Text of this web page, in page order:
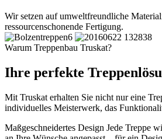
Wir setzen auf umweltfreundliche
ressourcenschonende Fertigung.
Warum Treppenbau Truskat?
Ihre perfekte
Mit Truskat erhalten Sie nicht nur eine
individuelles Meisterwerk, das
Maßgeschneidertes Design Jede Treppe